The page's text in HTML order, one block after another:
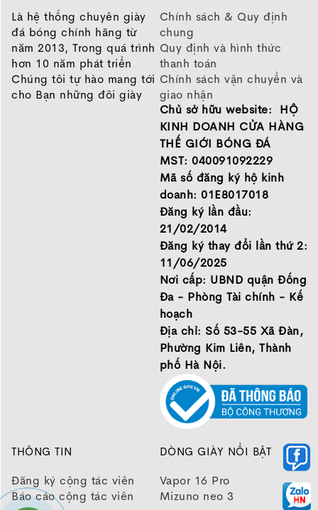
Là hệ thống chuyên giày
đá bóng chính hãng từ
năm 2013, Trong quá trình
hơn 10 năm phát triển
Chúng tôi tự hào mang tới
cho Bạn những đôi giày
Chính sách & Quy định
chung
Quy định và hình thức
thanh toán
Chính sách vận chuyển và
giao nhận
Chính sách bảo hành
Chính sách bảo mật thông
tin
Chủ sở hữu website: HỘ
KINH DOANH CỬA HÀNG
THẾ GIỚI BÓNG ĐÁ
MST: 040091092229
Mã số đăng ký hộ kinh
doanh: 01E8017018
Đăng ký lần đầu:
21/02/2014
Đăng ký thay đổi lần thứ 2:
11/06/2025
Nơi cấp: UBND quận Đống
Đa - Phòng Tài chính - Kế
hoạch
Địa chỉ: Số 53-55 Xã Đàn,
Phường Kim Liên, Thành
phố Hà Nội.
THÔNG TIN
Đăng ký cộng tác viên
Báo cáo cộng tác viên
DÒNG GIÀY NỔI BẬT
Vapor 16 Pro
Mizuno neo 3